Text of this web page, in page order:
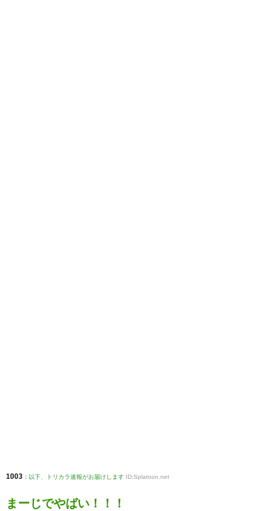
1003 : 以下、トリカラ速報がお届けします ID:Splatoon.net
まーじでやばい！！！